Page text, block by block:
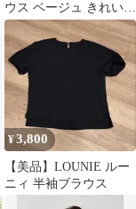
ウス ベージュ きれいめ
オフィス☆ルーニィ
¥3,800
【美品】LOUNIE ルー
ニィ 半袖ブラウス